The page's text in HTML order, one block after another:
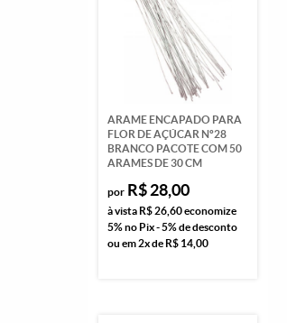
ARAME ENCAPADO PARA
FLOR DE AÇÚCAR Nº28
BRANCO PACOTE COM 50
ARAMES DE 30 CM
por R$ 28,00
à vista R$ 26,60economize
5%no Pix - 5% de desconto
ou em2xde R$ 14,00